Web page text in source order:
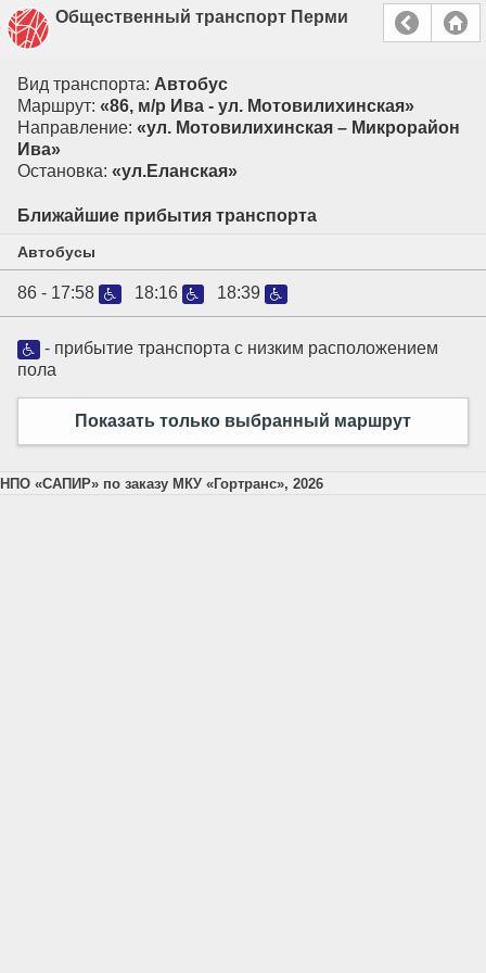
Общественный транспорт Перми
Вид транспорта: Автобус
Маршрут: «86, м/р Ива - ул. Мотовилихинская»
Направление: «ул. Мотовилихинская – Микрорайон
Ива»
Остановка: «ул.Еланская»
Ближайшие прибытия транспорта
Автобусы
86 - 17:58 18:16 18:39
- прибытие транспорта с низким расположением
пола
Показать только выбранный маршрут
НПО «САПИР» по заказу МКУ «Гортранс», 2026